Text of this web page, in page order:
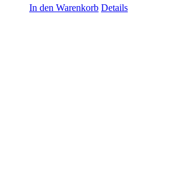
In den Warenkorb Details